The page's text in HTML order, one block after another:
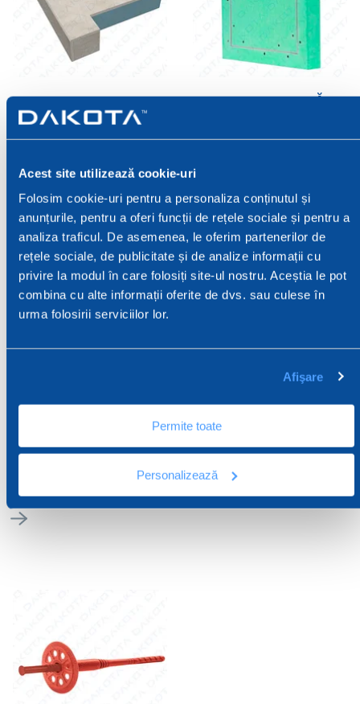
Acest site utilizează cookie-uri
Folosim cookie-uri pentru a personaliza conținutul și
anunțurile, pentru a oferi funcții de rețele sociale și pentru a
analiza traficul. De asemenea, le oferim partenerilor de
rețele sociale, de publicitate și de analize informații cu
privire la modul în care folosiți site-ul nostru. Aceștia le pot
combina cu alte informații oferite de dvs. sau culese în
urma folosirii serviciilor lor.
Afişare
Permite toate
Personalizează
PERVAZURI IZOLATE
Pervazuri izolate
CLAPETE DE HAINĂ
Clapete de haină
Spume și elemente de
CHIT ȘI GIPS
Chit și gips